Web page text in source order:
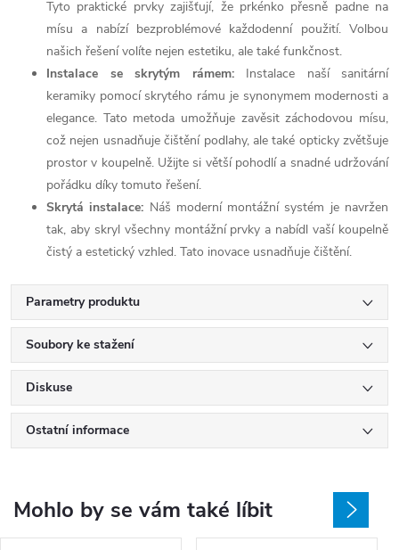
Tyto praktické prvky zajišťují, že prkénko přesně padne na
mísu a nabízí bezproblémové každodenní použití. Volbou
našich řešení volíte nejen estetiku, ale také funkčnost.
Instalace se skrytým rámem:Instalace naší sanitární
keramiky pomocí skrytého rámu je synonymem modernosti a
elegance. Tato metoda umožňuje zavěsit záchodovou mísu,
což nejen usnadňuje čištění podlahy, ale také opticky zvětšuje
prostor v koupelně. Užijte si větší pohodlí a snadné udržování
pořádku díky tomuto řešení.
Skrytá instalace: Náš moderní montážní systém je navržen
tak, aby skryl všechny montážní prvky a nabídl vaší koupelně
čistý a estetický vzhled. Tato inovace usnadňuje čištění.
Parametry produktu
Soubory ke stažení
Diskuse
Ostatní informace
Mohlo by se vám také líbit